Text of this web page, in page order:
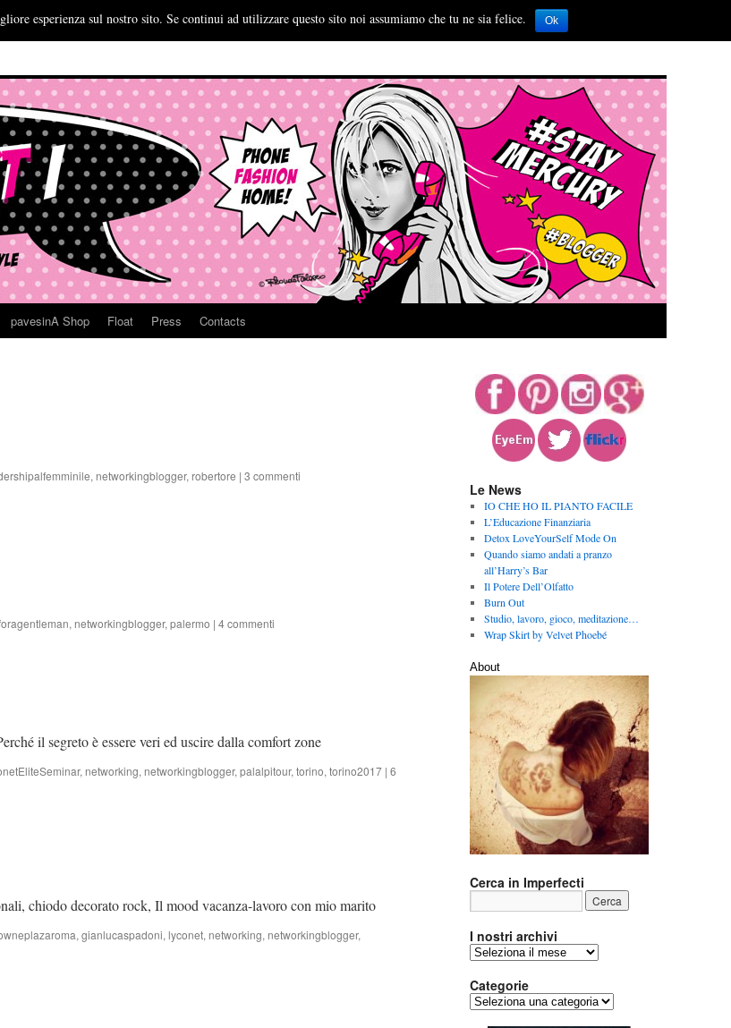
pavesinA Shop Float Press Contacts
, networkingblogger, robertore | 3 commenti
, networkingblogger, palermo | 4 commenti
il segreto è essere veri ed uscire dalla comfort zone
, networking, networkingblogger, palalpitour, torino, torino2017 | 6
chiodo decorato rock, Il mood vacanza-lavoro con mio marito
, gianlucaspadoni, lyconet, networking, networkingblogger,
Le News
IO CHE HO IL PIANTO FACILE
L’Educazione Finanziaria
Detox LoveYourSelf Mode On
Quando siamo andati a pranzo
all’Harry’s Bar
Il Potere Dell’Olfatto
Burn Out
Studio, lavoro, gioco, meditazione…
Wrap Skirt by Velvet Phoebé
About
Cerca in Imperfecti
I nostri archivi
archivi
Categorie
Categorie
esperienza sul nostro sito. Se continui ad utilizzare questo sito noi assumiamo che tu ne sia felice. Ok